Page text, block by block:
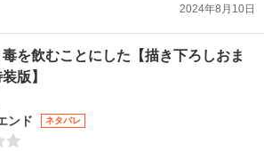
2024年8月10日
を飲むことにした【描き下ろしおま
版】
ンド
ネタバレ